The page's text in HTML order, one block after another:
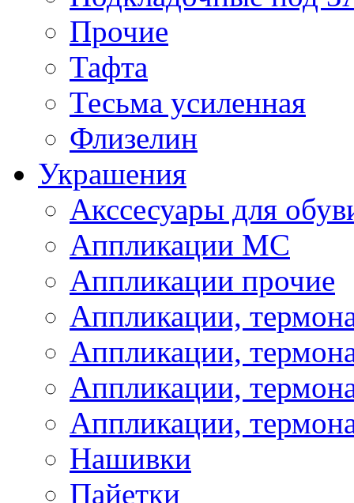
Прочие
Тафта
Тесьма усиленная
Флизелин
Украшения
Акссесуары для
Аппликации МС
Аппликации прочие
Аппликации,
Аппликации,
Аппликации,
Аппликации,
Нашивки
Пайетки